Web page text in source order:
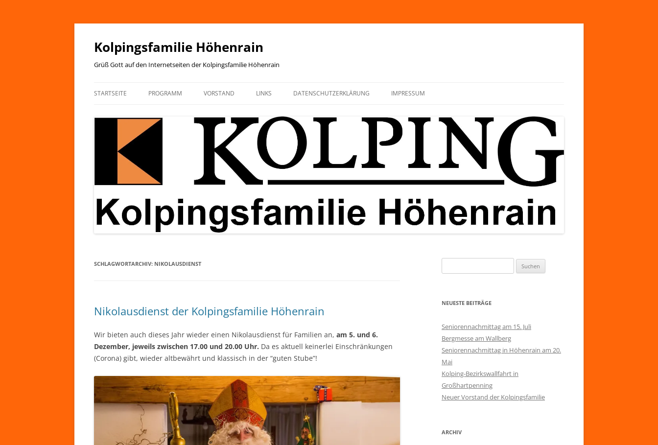
Zum
springen
Kolpingsfamilie Höhenrain
Grüß Gott auf den Internetseiten der Kolpingsfamilie Höhenrain
STARTSEITE PROGRAMM VORSTAND LINKS DATENSCHUTZERKLÄRUNG IMPRESSUM
SCHLAGWORTARCHIV: NIKOLAUSDIENST
Nikolausdienst der Kolpingsfamilie Höhenrain
Wir bieten auch dieses Jahr wieder einen Nikolausdienst für Familien an, am 5. und 6.
Dezember, jeweils zwischen 17.00 und 20.00 Uhr. Da es aktuell keinerlei Einschränkungen
(Corona) gibt, wieder altbewährt und klassisch in der “guten Stube”!
nach:
NEUESTE BEITRÄGE
Seniorennachmittag am 15. Juli
Bergmesse am Wallberg
Seniorennachmittag in Höhenrain am 20.
Mai
Kolping-Bezirkswallfahrt in
Großhartpenning
Neuer Vorstand der Kolpingsfamilie
ARCHIV